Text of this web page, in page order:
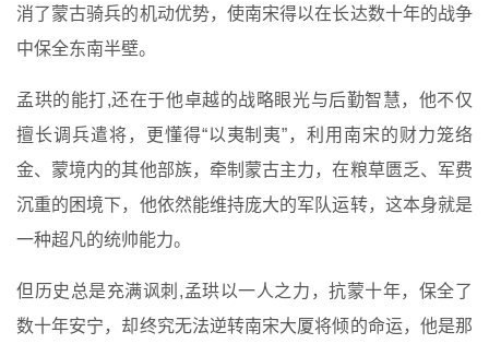
消了蒙古骑兵的机动优势，使南宋得以在长达数十年的战争
中保全东南半壁。
孟珙的能打,还在于他卓越的战略眼光与后勤智慧，他不仅
擅长调兵遣将，更懂得“以夷制夷”，利用南宋的财力笼络
金、蒙境内的其他部族，牵制蒙古主力，在粮草匮乏、军费
沉重的困境下，他依然能维持庞大的军队运转，这本身就是
一种超凡的统帅能力。
但历史总是充满讽刺,孟珙以一人之力，抗蒙十年，保全了
数十年安宁，却终究无法逆转南宋大厦将倾的命运，他是那